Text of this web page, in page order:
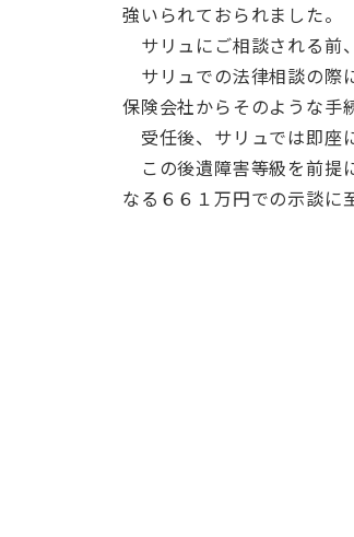
強いられておられました。
サリュにご相談される前
サリュでの法律相談の際
保険会社からそのような手
受任後、サリュでは即座
この後遺障害等級を前提
なる６６１万円での示談に